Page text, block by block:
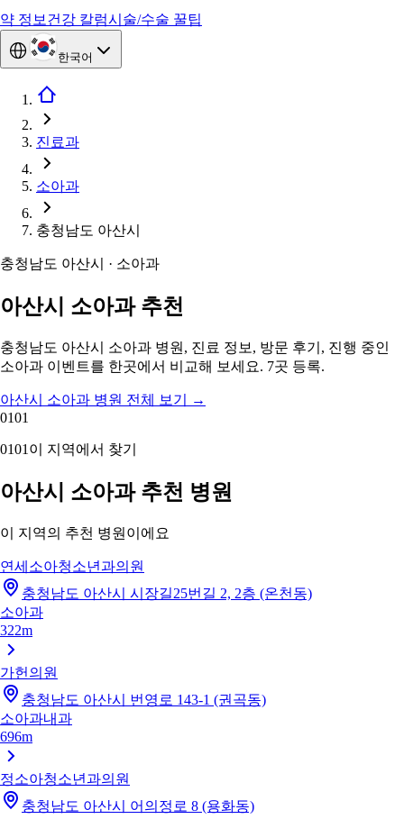
약 정보 건강 칼럼시술/수술 꿀팁
한국어
진료과
소아과
충청남도 아산시
충청남도 아산시 · 소아과
아산시 소아과 추천
충청남도 아산시 소아과 병원, 진료 정보, 방문 후기, 진행 중인
소아과 이벤트를 한곳에서 비교해 보세요. 7곳 등록.
아산시 소아과 병원 전체 보기
→
0101
0101 이 지역에서 찾기
아산시 소아과 추천 병원
이 지역의 추천 병원이에요
연세소아청소년과의원
충청남도 아산시 시장길25번길 2, 2층 (온천동)
소아과
322m
가헌의원
충청남도 아산시 번영로 143-1 (권곡동)
소아과내과
696m
정소아청소년과의원
충청남도 아산시 어의정로 8 (용화동)